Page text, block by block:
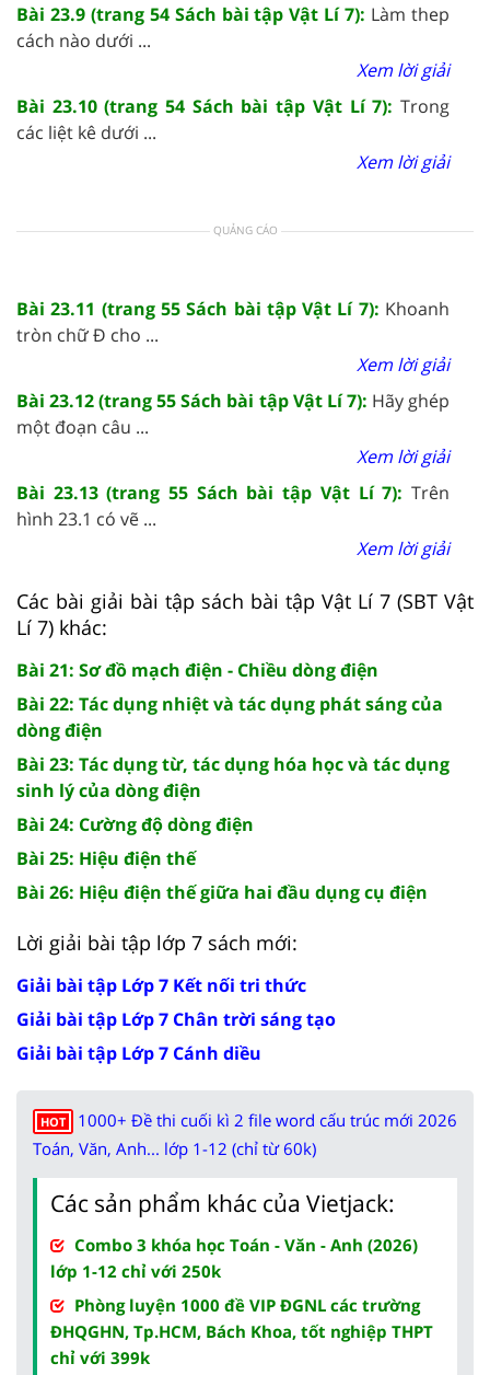
Bài 23.9 (trang 54 Sách bài tập Vật Lí 7): Làm thep
cách nào dưới ...
Xem lời giải
Bài 23.10 (trang 54 Sách bài tập Vật Lí 7): Trong
các liệt kê dưới ...
Xem lời giải
QUẢNG CÁO
Bài 23.11 (trang 55 Sách bài tập Vật Lí 7): Khoanh
tròn chữ Đ cho ...
Xem lời giải
Bài 23.12 (trang 55 Sách bài tập Vật Lí 7): Hãy ghép
một đoạn câu ...
Xem lời giải
Bài 23.13 (trang 55 Sách bài tập Vật Lí 7): Trên
hình 23.1 có vẽ ...
Xem lời giải
Các bài giải bài tập sách bài tập Vật Lí 7 (SBT Vật
Lí 7) khác:
Bài 21: Sơ đồ mạch điện - Chiều dòng điện
Bài 22: Tác dụng nhiệt và tác dụng phát sáng của
dòng điện
Bài 23: Tác dụng từ, tác dụng hóa học và tác dụng
sinh lý của dòng điện
Bài 24: Cường độ dòng điện
Bài 25: Hiệu điện thế
Bài 26: Hiệu điện thế giữa hai đầu dụng cụ điện
Lời giải bài tập lớp 7 sách mới:
Giải bài tập Lớp 7 Kết nối tri thức
Giải bài tập Lớp 7 Chân trời sáng tạo
Giải bài tập Lớp 7 Cánh diều
HOT
1000+ Đề thi cuối kì 2 file word cấu trúc mới 2026
Toán, Văn, Anh... lớp 1-12 (chỉ từ 60k)
Các sản phẩm khác của Vietjack:
Combo 3 khóa học Toán - Văn - Anh (2026)
lớp 1-12 chỉ với 250k
Phòng luyện 1000 đề VIP ĐGNL các trường
ĐHQGHN, Tp.HCM, Bách Khoa, tốt nghiệp THPT
chỉ với 399k